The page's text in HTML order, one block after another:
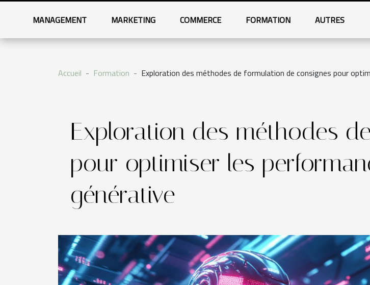
MANAGEMENT MARKETING COMMERCE FORMATION AUTRES
Accueil Formation Exploration des méthodes de formulation de consignes pour
Exploration des méthodes
pour optimiser les
générative